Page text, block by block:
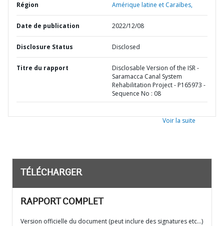
Région Amérique latine et Caraïbes,
Date de publication 2022/12/08
Disclosure Status Disclosed
Titre du rapport
Disclosable Version of the ISR -
Saramacca Canal System
Rehabilitation Project - P165973 -
Sequence No : 08
Voir la suite
TÉLÉCHARGER
RAPPORT COMPLET
Version officielle du document (peut inclure des signatures etc…)